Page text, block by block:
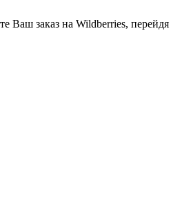
заказ на Wildberries,